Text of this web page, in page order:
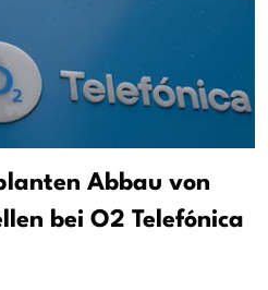
Abbau von
bei O2 Telefónica